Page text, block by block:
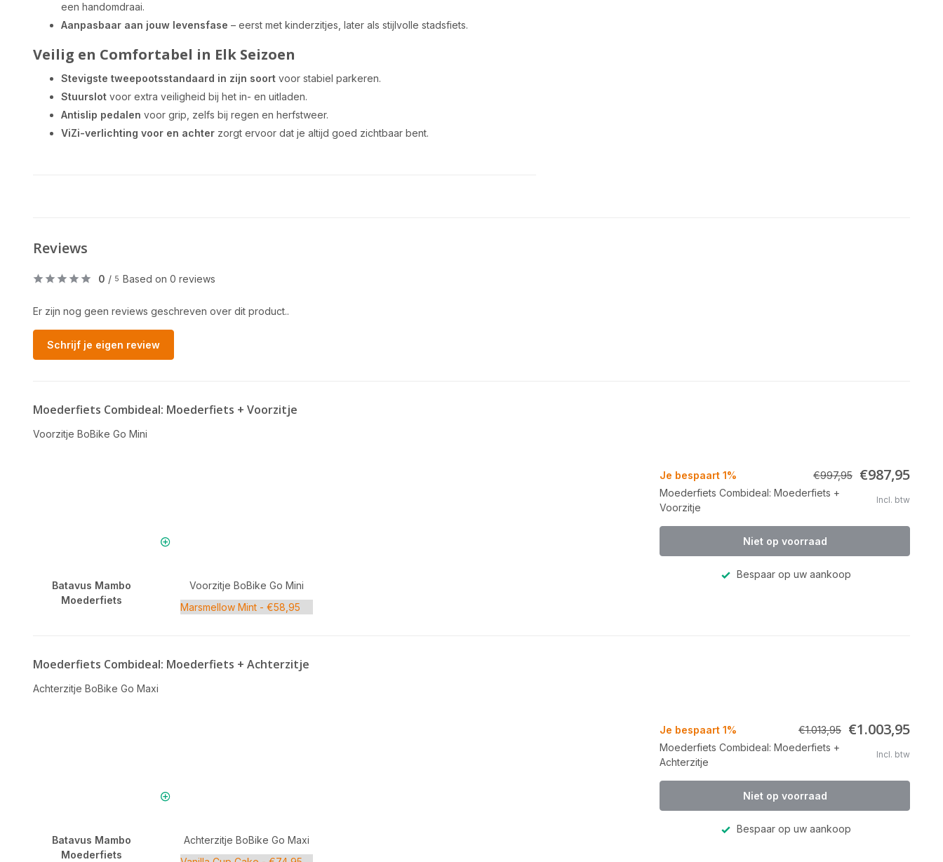
een handomdraai.
Aanpasbaar aan jouw levensfase – eerst met kinderzitjes, later als stijlvolle stadsfiets.
Veilig en Comfortabel in Elk Seizoen
Stevigste tweepootsstandaard in zijn soort voor stabiel parkeren.
Stuurslot voor extra veiligheid bij het in- en uitladen.
Antislip pedalen voor grip, zelfs bij regen en herfstweer.
ViZi-verlichting voor en achter zorgt ervoor dat je altijd goed zichtbaar bent.
Reviews
0 / 5 Based on 0 reviews
Er zijn nog geen reviews geschreven over dit product..
Schrijf je eigen review
Moederfiets Combideal: Moederfiets + Voorzitje
Voorzitje BoBike Go Mini
Batavus Mambo
Moederfiets
Voorzitje BoBike Go Mini
Je bespaart 1% €997,95 €987,95
Moederfiets Combideal: Moederfiets +
Voorzitje
Incl. btw
Niet op voorraad
Bespaar op uw aankoop
Moederfiets Combideal: Moederfiets + Achterzitje
Achterzitje BoBike Go Maxi
Batavus Mambo
Moederfiets
Achterzitje BoBike Go Maxi
Je bespaart 1% €1.013,95 €1.003,95
Moederfiets Combideal: Moederfiets +
Achterzitje
Incl. btw
Niet op voorraad
Bespaar op uw aankoop